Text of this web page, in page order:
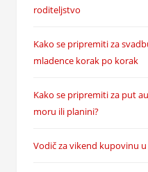
roditeljstvo
Kako se pripremiti za
mladence korak po korak
Kako se pripremiti za put
moru ili planini?
Vodič za vikend kupovinu